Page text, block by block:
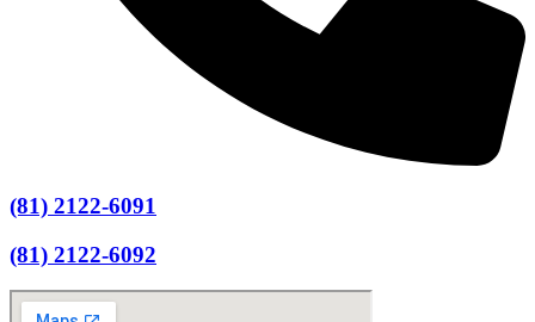
(81) 2122-6091
(81) 2122-6092